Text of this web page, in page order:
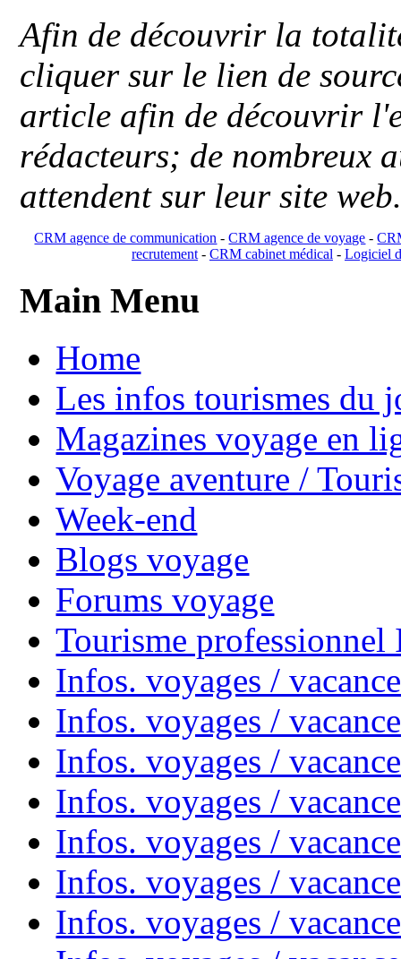
Afin de découvrir la
cliquer sur le lien de
article afin de découvrir
rédacteurs; de nombreux
attendent sur leur site
CRM agence de communication -CRM agence de voyage -
recrutement- CRM cabinet médical - Logiciel
Main Menu
Home
Les infos tourismes du
Magazines voyage en
Voyage aventure /
Week-end
Blogs voyage
Forums voyage
Tourisme
Infos. voyages /
Infos. voyages /
Infos. voyages /
Infos. voyages /
Infos. voyages /
Infos. voyages /
Infos. voyages /